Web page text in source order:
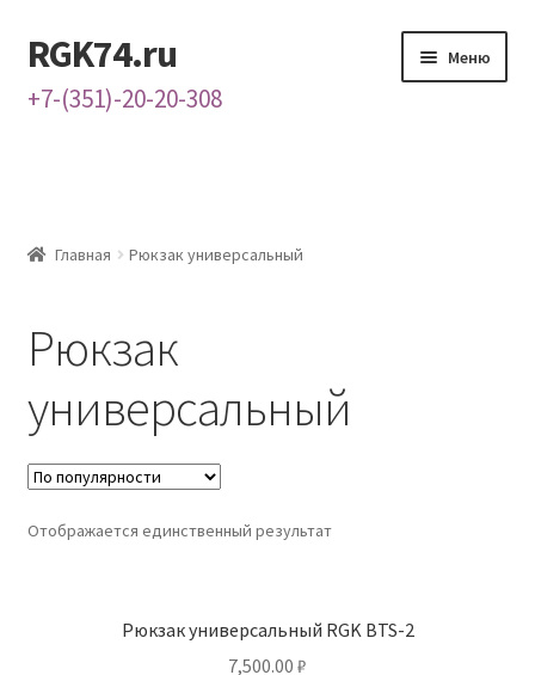
Перейти
к
навигации
Перейти
к
содержимому
RGK74.ru
+7-(351)-20-20-308
Меню
О нас
Главная Рюкзак универсальный
Рюкзак
универсальный
Отображается единственный результат
Рюкзак универсальный RGK BTS-2
7,500.00 ₽